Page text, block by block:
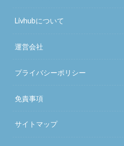
Livhubについて
運営会社
プライバシーポリシー
免責事項
サイトマップ